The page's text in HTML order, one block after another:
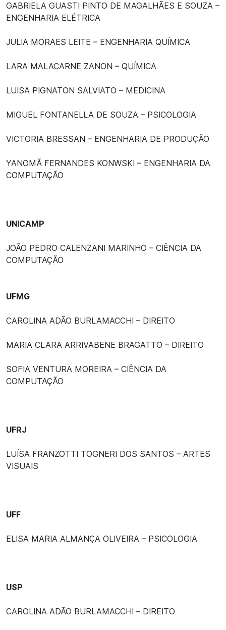
GABRIELA GUASTI PINTO DE MAGALHÃES E SOUZA –
ENGENHARIA ELÉTRICA
JULIA MORAES LEITE – ENGENHARIA QUÍMICA
LARA MALACARNE ZANON – QUÍMICA
LUISA PIGNATON SALVIATO – MEDICINA
MIGUEL FONTANELLA DE SOUZA – PSICOLOGIA
VICTORIA BRESSAN – ENGENHARIA DE PRODUÇÃO
YANOMÃ FERNANDES KONWSKI – ENGENHARIA DA
COMPUTAÇÃO
UNICAMP
JOÃO PEDRO CALENZANI MARINHO – CIÊNCIA DA
COMPUTAÇÃO
UFMG
CAROLINA ADÃO BURLAMACCHI – DIREITO
MARIA CLARA ARRIVABENE BRAGATTO – DIREITO
SOFIA VENTURA MOREIRA – CIÊNCIA DA
COMPUTAÇÃO
UFRJ
LUÍSA FRANZOTTI TOGNERI DOS SANTOS – ARTES
VISUAIS
UFF
ELISA MARIA ALMANÇA OLIVEIRA – PSICOLOGIA
USP
CAROLINA ADÃO BURLAMACCHI – DIREITO